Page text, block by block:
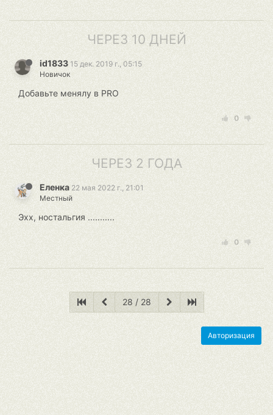
ЧЕРЕЗ 10 ДНЕЙ
id1833 15 дек. 2019 г., 05:15
Новичок
Добавьте менялу в PRO
0
ЧЕРЕЗ 2 ГОДА
Еленка 22 мая 2022 г., 21:01
Местный
Эхх, ностальгия ...........
0
28 / 28
Авторизация